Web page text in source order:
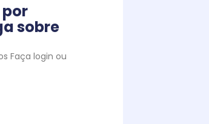
sobre
Faça login ou